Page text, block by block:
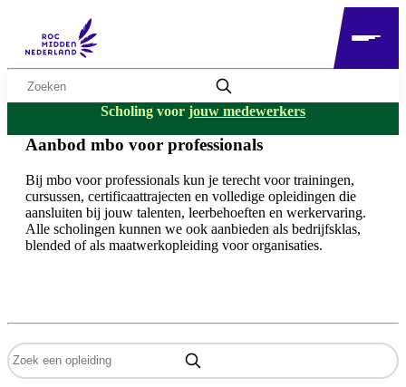
Zoekwoord
Scholing voor jouw medewerkers
Aanbod mbo voor professionals
Bij mbo voor professionals kun je terecht voor trainingen,
cursussen, certificaattrajecten en volledige opleidingen die
aansluiten bij jouw talenten, leerbehoeften en werkervaring.
Alle scholingen kunnen we ook aanbieden als bedrijfsklas,
blended of als maatwerkopleiding voor organisaties.
Zoekwoord